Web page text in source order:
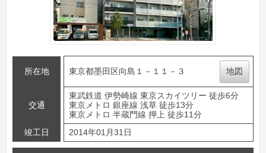
所在地 東京都墨田区向島１－１１－３ 地図
交通
東武鉄道 伊勢崎線 東京スカイツリー 徒歩6分
東京メトロ 銀座線 浅草 徒歩13分
東京メトロ 半蔵門線 押上 徒歩11分
竣工日
2014年01月31日